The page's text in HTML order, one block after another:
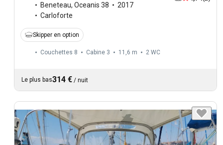
Beneteau, Oceanis 38
2017
Carloforte
Skipper en option
Couchettes 8 Cabine 3 11,6 m 2 WC
Le plus bas314 € / nuit